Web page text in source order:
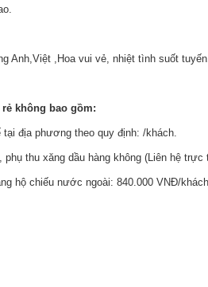
Anh,Việt ,Hoa vui vẻ, nhiệt tình suốt
không bao gồm:
địa phương theo quy định: /khách.
thu xăng dầu hàng không (Liên hệ trực
hộ chiếu nước ngoài: 840.000 VNĐ/